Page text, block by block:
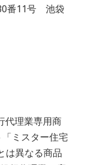
番11号 池袋
代理業専用商
ミスター住宅
は異なる商品